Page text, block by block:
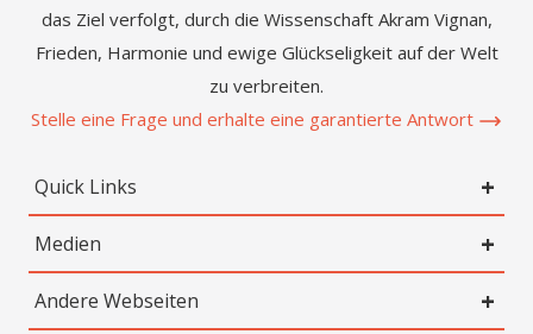
das Ziel verfolgt, durch die Wissenschaft Akram Vignan,
Frieden, Harmonie und ewige Glückseligkeit auf der Welt
zu verbreiten.
Stelle eine Frage und erhalte eine garantierte Antwort
Quick Links
Medien
Andere Webseiten